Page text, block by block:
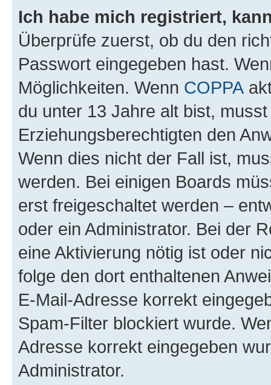
Ich habe mich registriert,
Überprüfe zuerst, ob du den
Passwort eingegeben hast.
Möglichkeiten. Wenn COPPA
du unter 13 Jahre alt bist,
Erziehungsberechtigten den
Wenn dies nicht der Fall ist,
werden. Bei einigen Boards
erst freigeschaltet werden –
oder ein Administrator. Bei der
eine Aktivierung nötig ist oder
folge den dort enthaltenen
E-Mail-Adresse korrekt
Spam-Filter blockiert wurde.
Adresse korrekt eingegeben
Administrator.